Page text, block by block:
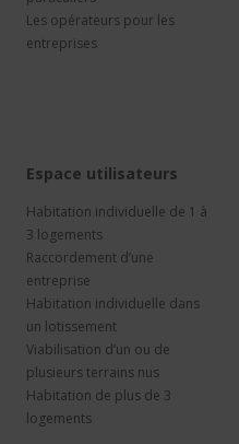
Les opérateurs pour les
entreprises
Espace utilisateurs
Habitation individuelle de 1 à
3 logements
Raccordement d’une
entreprise
Habitation individuelle dans
un lotissement
Viabilisation d’un ou de
plusieurs terrains nus
Habitation de plus de 3
logements